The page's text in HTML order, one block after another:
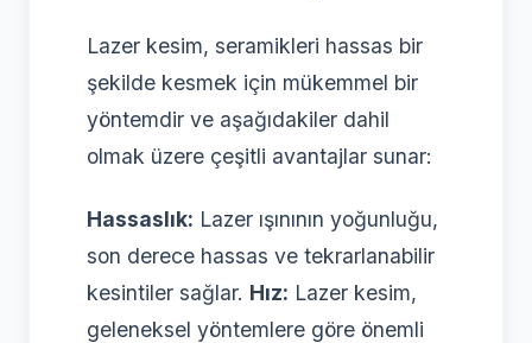
Lazer kesim, seramikleri hassas bir
şekilde kesmek için mükemmel bir
yöntemdir ve aşağıdakiler dahil
olmak üzere çeşitli avantajlar sunar:
Hassaslık: Lazer ışınının yoğunluğu,
son derece hassas ve tekrarlanabilir
kesintiler sağlar. Hız: Lazer kesim,
geleneksel yöntemlere göre önemli